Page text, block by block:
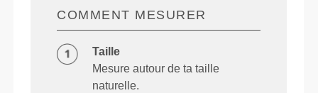
COMMENT MESURER
Taille
Mesure autour de ta taille
naturelle.